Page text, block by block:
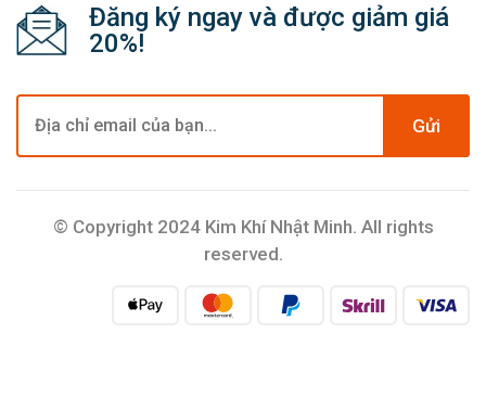
Đăng ký ngay và được giảm giá
20%!
Gửi
© Copyright 2024 Kim Khí Nhật Minh. All rights
reserved.